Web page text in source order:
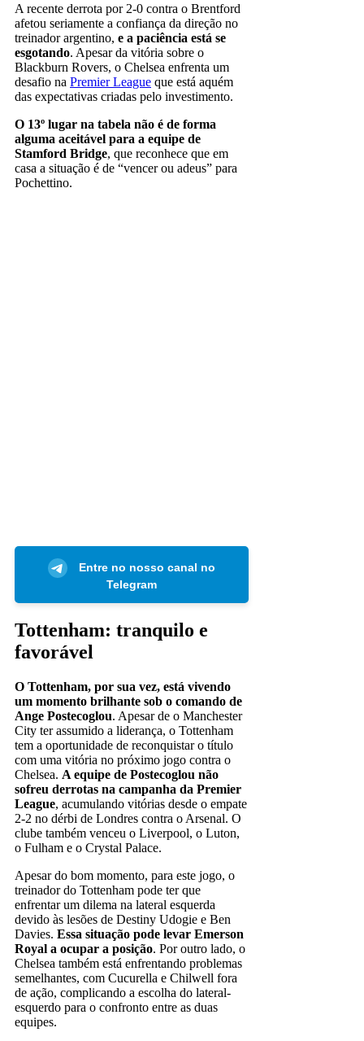
A recente derrota por 2-0 contra o Brentford
afetou seriamente a confiança da direção no
treinador argentino, e a paciência está se
esgotando. Apesar da vitória sobre o
Blackburn Rovers, o Chelsea enfrenta um
desafio na Premier League que está aquém
das expectativas criadas pelo investimento.
O 13º lugar na tabela não é de forma
alguma aceitável para a equipe de
Stamford Bridge, que reconhece que em
casa a situação é de “vencer ou adeus” para
Pochettino.
Entre no nosso canal no
Telegram
Tottenham: tranquilo e
favorável
O Tottenham, por sua vez, está vivendo
um momento brilhante sob o comando de
Ange Postecoglou. Apesar de o Manchester
City ter assumido a liderança, o Tottenham
tem a oportunidade de reconquistar o título
com uma vitória no próximo jogo contra o
Chelsea. A equipe de Postecoglou não
sofreu derrotas na campanha da Premier
League, acumulando vitórias desde o empate
2-2 no dérbi de Londres contra o Arsenal. O
clube também venceu o Liverpool, o Luton,
o Fulham e o Crystal Palace.
Apesar do bom momento, para este jogo, o
treinador do Tottenham pode ter que
enfrentar um dilema na lateral esquerda
devido às lesões de Destiny Udogie e Ben
Davies. Essa situação pode levar Emerson
Royal a ocupar a posição. Por outro lado, o
Chelsea também está enfrentando problemas
semelhantes, com Cucurella e Chilwell fora
de ação, complicando a escolha do lateral-
esquerdo para o confronto entre as duas
equipes.